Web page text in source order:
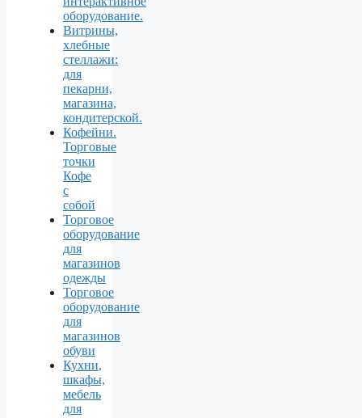
оборудование.
Витрины,
хлебные
стеллажи:
для
пекарни,
магазина,
кондитерской.
Кофейни.
Торговые
точки
Кофе
с
собой
Торговое
оборудование
для
магазинов
одежды
Торговое
оборудование
для
магазинов
обуви
Кухни,
шкафы,
мебель
для